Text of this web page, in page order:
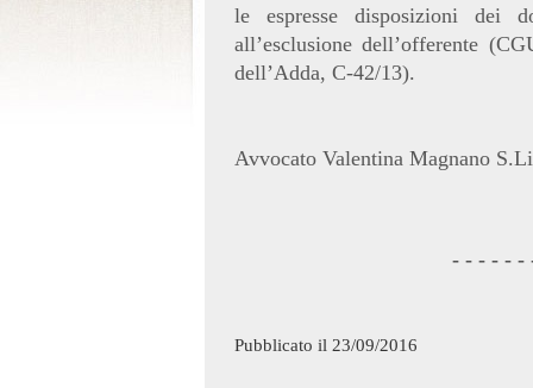
le espresse disposizioni dei
all’esclusione dell’offerente
dell’Adda, C-42/13).
Avvocato Valentina Magnano
- - - - - -
Pubblicato il 23/09/2016